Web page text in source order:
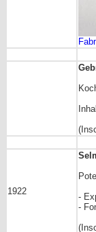
1922
-
-